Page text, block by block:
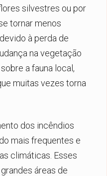
silvestres ou por
tornar menos
à perda de
na vegetação
a fauna local,
muitas vezes torna
dos incêndios
mais frequentes e
climáticas. Esses
áreas de